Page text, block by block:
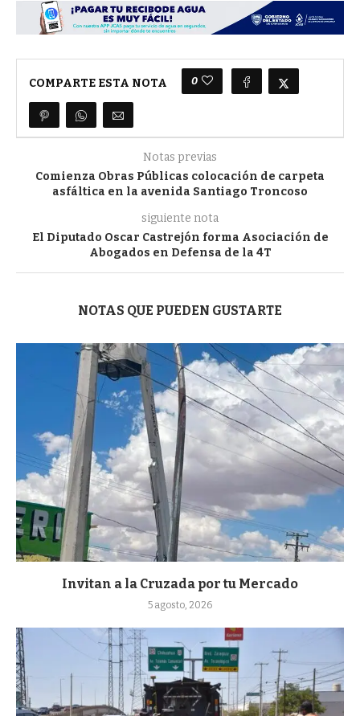
COMPARTE ESTA NOTA 0
Notas previas
Comienza Obras Públicas colocación de carpeta
asfáltica en la avenida Santiago Troncoso
siguiente nota
El Diputado Oscar Castrejón forma Asociación de
Abogados en Defensa de la 4T
NOTAS QUE PUEDEN GUSTARTE
Invitan a la Cruzada por tu Mercado
5 agosto, 2026